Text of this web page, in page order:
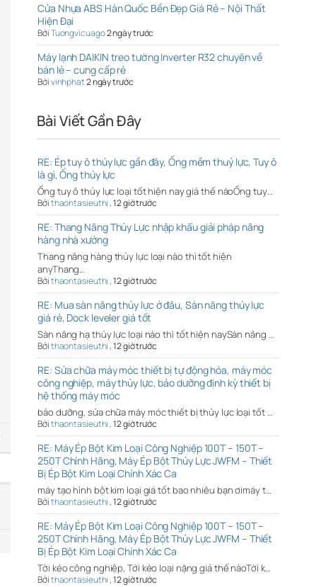
Cửa Nhựa ABS Hàn Quốc Bền Đẹp Giá Rẻ – Nội Thất
Hiện Đại
BởiTuongvicuago2 ngày trước
Máy lạnh DAIKIN treo tường Inverter R32 chuyên về
bán lẻ – cung cấp rẻ
Bởivinhphat2 ngày trước
Bài Viết Gần Đây
RE: Ép tuy ô thủy lực gần đây, Ống mềm thuỷ lực, Tuy ô
là gì, Ống thủy lực
Ống tuy ô thủy lực loại tốt hiện nay giá thế nàoỐng tuy…
Bởithaontasieuthi,12 giờ trước
RE: Thang Nâng Thủy Lực nhập khẩu giải pháp nâng
hàng nhà xưởng
Thang nâng hàng thủy lực loại nào thì tốt hiện
anyThang…
Bởithaontasieuthi,12 giờ trước
RE: Mua sàn nâng thủy lực ở đâu, Sàn nâng thủy lực
giá rẻ, Dock leveler giá tốt
Sàn nâng hạ thủy lực loại nào thì tốt hiện naySàn nâng …
Bởithaontasieuthi,12 giờ trước
RE: Sửa chữa máy móc thiết bị tự động hóa, máy móc
công nghiệp, máy thủy lực, bảo dưỡng định kỳ thiết bị
hệ thống máy móc
bảo dưỡng, sửa chữa máy móc thiết bị thủy lực loại tốt …
Bởithaontasieuthi,12 giờ trước
RE: Máy Ép Bột Kim Loại Công Nghiệp 100T – 150T –
250T Chính Hãng, Máy Ép Bột Thủy Lực JWFM – Thiết
Bị Ép Bột Kim Loại Chính Xác Ca
máy tạo hình bột kim loại giá tốt bao nhiêu bạn ơimáy t…
Bởithaontasieuthi,12 giờ trước
RE: Máy Ép Bột Kim Loại Công Nghiệp 100T – 150T –
250T Chính Hãng, Máy Ép Bột Thủy Lực JWFM – Thiết
Bị Ép Bột Kim Loại Chính Xác Ca
Tời kéo công nghiệp, Tới kéo loại nặng giá thế nàoTời k…
Bởithaontasieuthi,12 giờ trước